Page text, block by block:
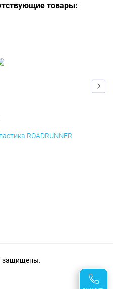
товары:
ROADRUNNER
защищены.